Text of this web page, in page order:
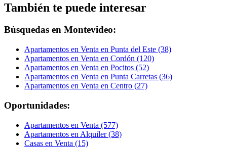
También te puede interesar
Búsquedas en Montevideo:
Apartamentos en Venta en Punta del Este (38)
Apartamentos en Venta en Cordón (120)
Apartamentos en Venta en Pocitos (52)
Apartamentos en Venta en Punta Carretas (36)
Apartamentos en Venta en Centro (27)
Oportunidades:
Apartamentos en Venta (577)
Apartamentos en Alquiler (38)
Casas en Venta (15)